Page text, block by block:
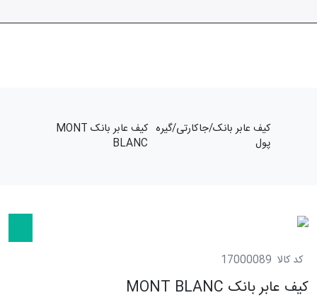
کیف عابر بانک/جاکارتی/گیره
پول
کیف عابر بانک MONT
BLANC
کد کالا 17000089
کیف عابر بانک MONT BLANC